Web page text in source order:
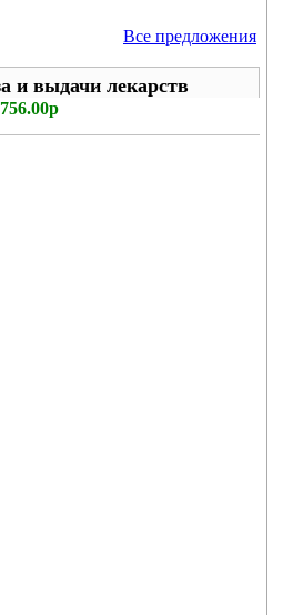
Все предложения
и выдачи лекарств